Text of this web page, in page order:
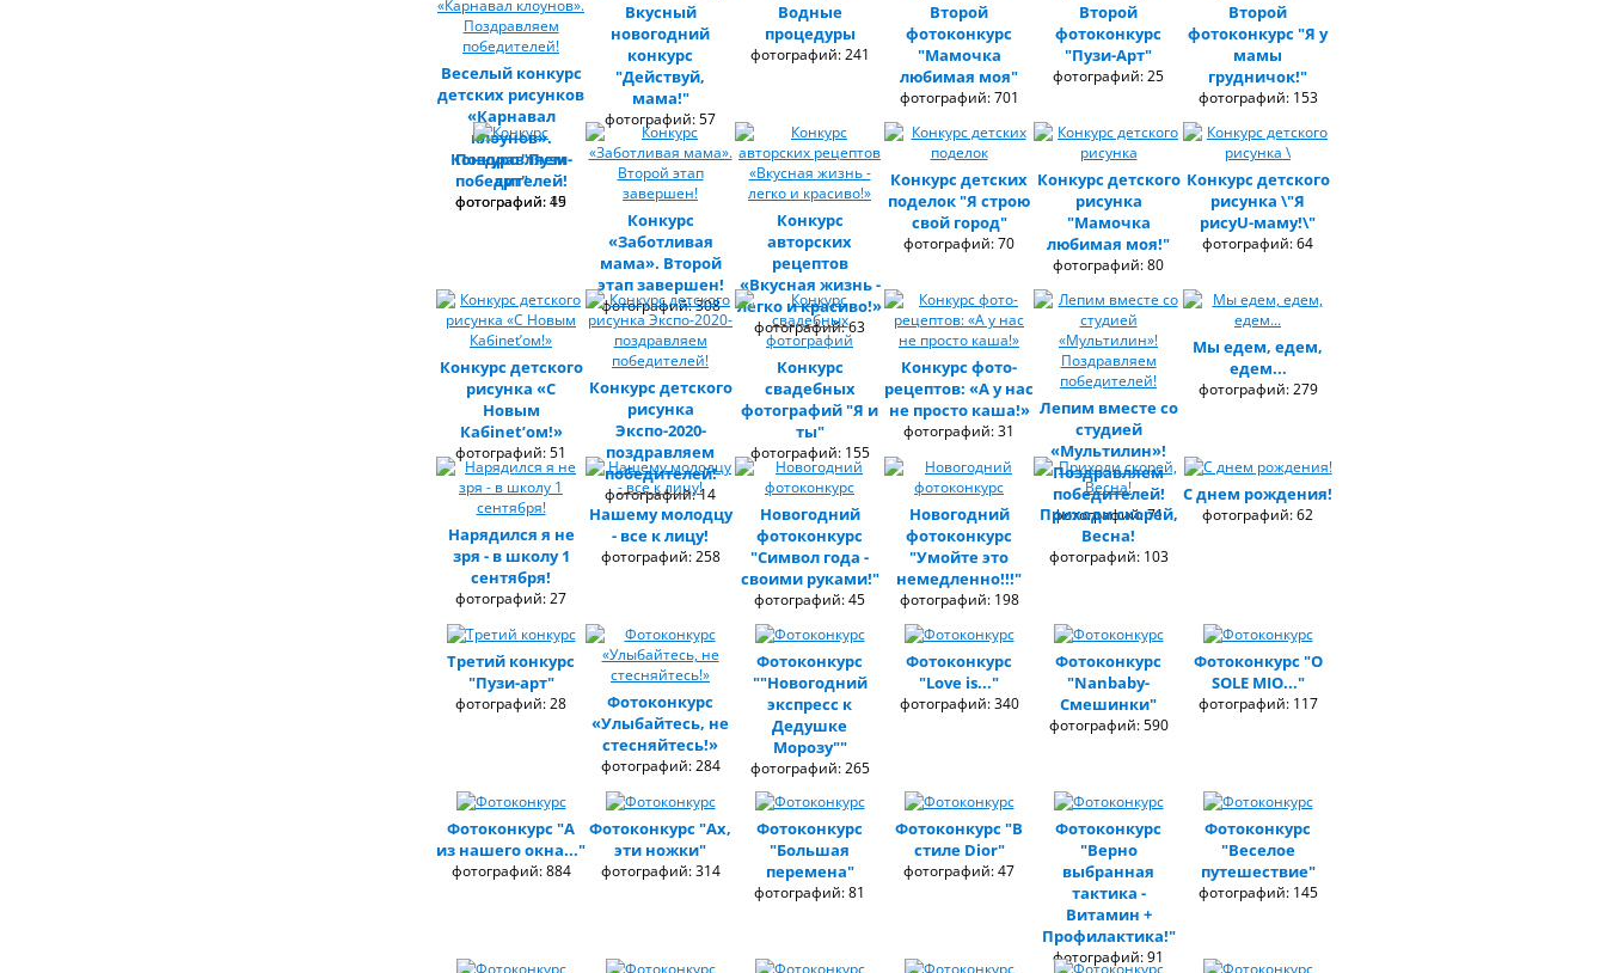
Веселый конкурс
детских рисунков
«Карнавал
клоунов».
Поздравляем
победителей!
фотографий: 45
Вкусный
новогодний
конкурс
"Действуй,
мама!"
фотографий: 57
Водные
процедуры
фотографий: 241
Второй
фотоконкурс
"Мамочка
любимая моя"
фотографий: 701
Второй
фотоконкурс
"Пузи-Арт"
фотографий: 25
Второй
фотоконкурс "Я у
мамы
грудничок!"
фотографий: 153
Конкурс "Пузи-
арт"
фотографий: 19
Конкурс
«Заботливая
мама». Второй
этап завершен!
фотографий: 308
Конкурс
авторских
рецептов
«Вкусная жизнь -
легко и красиво!»
фотографий: 63
Конкурс детских
поделок "Я строю
свой город"
фотографий: 70
Конкурс детского
рисунка
"Мамочка
любимая моя!"
фотографий: 80
Конкурс детского
рисунка \"Я
рисуU-маму!\"
фотографий: 64
Конкурс детского
рисунка «С
Новым
Кабinet’ом!»
фотографий: 51
Конкурс детского
рисунка
Экспо-2020-
поздравляем
победителей!
фотографий: 14
Конкурс
свадебных
фотографий "Я и
ты"
фотографий: 155
Конкурс фото-
рецептов: «А у нас
не просто каша!»
фотографий: 31
Лепим вместе со
студией
«Мультилин»!
Поздравляем
победителей!
фотографий: 71
Мы едем, едем,
едем...
фотографий: 279
Нарядился я не
зря - в школу 1
сентября!
фотографий: 27
Нашему молодцу
- все к лицу!
фотографий: 258
Новогодний
фотоконкурс
"Символ года -
своими руками!"
фотографий: 45
Новогодний
фотоконкурс
"Умойте это
немедленно!!!"
фотографий: 198
Приходи скорей,
Весна!
фотографий: 103
С днем рождения!
фотографий: 62
Третий конкурс
"Пузи-арт"
фотографий: 28
Фотоконкурс
«Улыбайтесь, не
стесняйтесь!»
фотографий: 284
Фотоконкурс
""Новогодний
экспресс к
Дедушке
Морозу""
фотографий: 265
Фотоконкурс
"Love is..."
фотографий: 340
Фотоконкурс
"Nanbaby-
Смешинки"
фотографий: 590
Фотоконкурс "O
SOLE MIO..."
фотографий: 117
Фотоконкурс "А
из нашего окна..."
фотографий: 884
Фотоконкурс "Ах,
эти ножки"
фотографий: 314
Фотоконкурс
"Большая
перемена"
фотографий: 81
Фотоконкурс "В
стиле Dior"
фотографий: 47
Фотоконкурс
"Верно
выбранная
тактика -
Витамин +
Профилактика!"
фотографий: 91
Фотоконкурс
"Веселое
путешествие"
фотографий: 145